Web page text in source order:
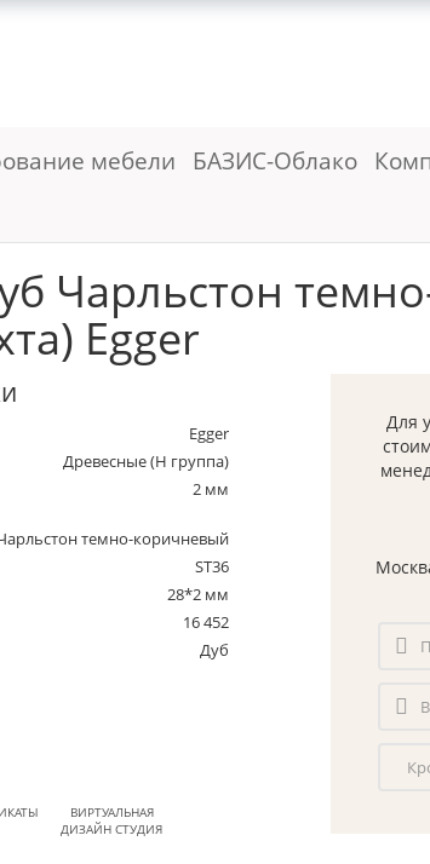
мебели БАЗИС-Облако
Чарльстон
Egger
Egger
Древесные (Н группа)
2 мм
темно-коричневый
ST36
28*2 мм
16 452
Дуб
ВИРТУАЛЬНАЯ
ДИЗАЙН СТУДИЯ
Для